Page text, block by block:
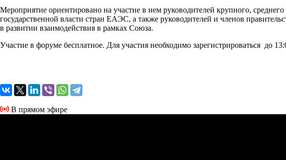
Мероприятие ориентировано на участие в нем руководителей крупного,
государственной власти стран ЕАЭС, а также руководителей и членов
в развитии взаимодействия в рамках Союза.
Участие в форуме бесплатное. Для участия необходимо зарегистрироваться до
В прямом эфире